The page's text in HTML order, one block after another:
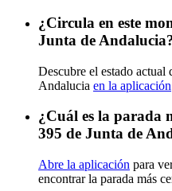
¿Circula en este
Junta de
Descubre el estado actual
Andalucia en la aplicación
¿Cuál es la parada
395 de Junta de
Abre la aplicación para
encontrar la parada más